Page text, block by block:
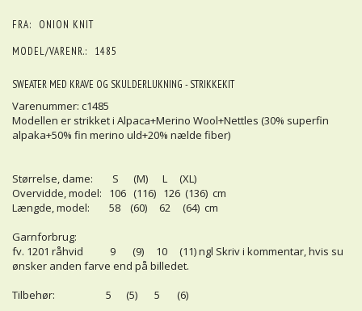
FRA:
ONION KNIT
MODEL/VARENR.:
1485
SWEATER MED KRAVE OG SKULDERLUKNING - STRIKKEKIT
Varenummer: c1485
Modellen er strikket i Alpaca+Merino Wool+Nettles (30% superfin
alpaka+50% fin merino uld+20% nælde fiber)
Størrelse, dame: S (M) L (XL)
Overvidde, model: 106 (116) 126 (136) cm
Længde, model: 58 (60) 62 (64) cm
Garnforbrug:
fv. 1201 råhvid 9 (9) 10 (11) ngl Skriv i kommentar, hvis su
ønsker anden farve end på billedet.
Tilbehør: 5 (5) 5 (6)